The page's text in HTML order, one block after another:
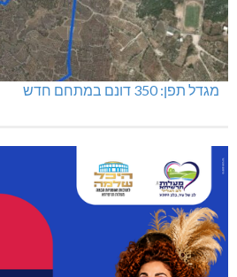
מגדל תפן: 350 דונם במתחם חדש